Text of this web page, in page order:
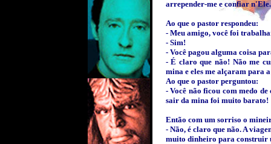
arrepender-me e confiar
Ao que o pastor respondeu:
- Meu amigo, você foi
- Sim!
- Você pagou alguma coisa
- É claro que não! Não me
mina e eles me alçaram para
Ao que o pastor perguntou:
- Você não ficou com medo
sair da mina foi muito barato!
Então com um sorriso o
- Não, é claro que não. A
muito dinheiro para construir